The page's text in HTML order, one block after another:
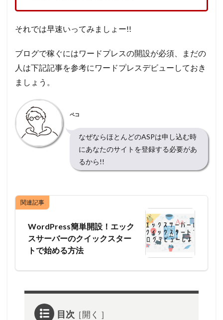
それでは早速いってみましょー!!
ブログで稼ぐにはワードプレスの開設が必須、まだの
人は下記記事を参考にワードプレスデビューしておき
ましょう。
ペコ
なぜならほとんどのASPは申し込む時
にあなたのサイトを登録する必要があ
るから!!
関連記事
WordPress簡単開設！エック
スサーバーのクイックスター
トで始める方法
目次